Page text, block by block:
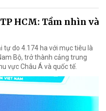
HCM: Tầm nhìn và
tự do 4.174 ha với mục tiêu là
Bộ, trở thành cảng trung
vực Châu Á và quốc tế.